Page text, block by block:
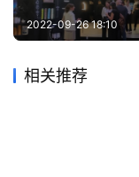
2022-09-26 18:10
相关推荐